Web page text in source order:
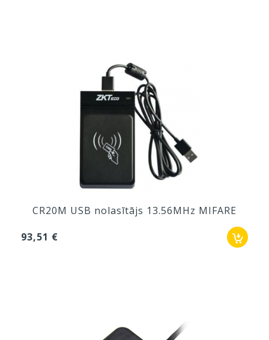
CR20M USB nolasītājs 13.56MHz MIFARE
93,51 €